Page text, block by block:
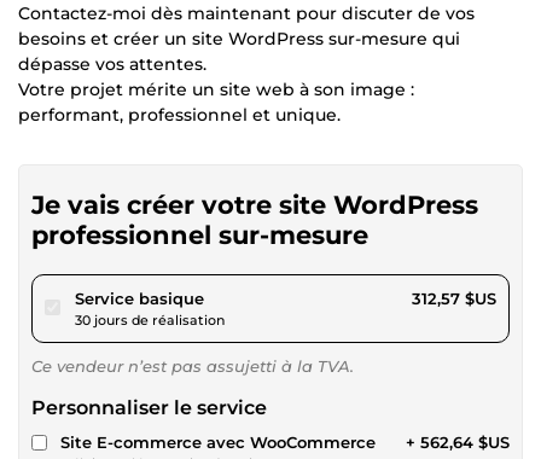
Contactez-moi dès maintenant pour discuter de vos
besoins et créer un site WordPress sur-mesure qui
dépasse vos attentes.
Votre projet mérite un site web à son image :
performant, professionnel et unique.
Je vais créer votre site WordPress
professionnel sur-mesure
Service basiquepour 288,09 $US
30 jours de réalisation
312,57 $US
Ce vendeur n’est pas assujetti à la TVA.
Personnaliser le service
Site E-commerce avec WooCommerce + 562,64 $US